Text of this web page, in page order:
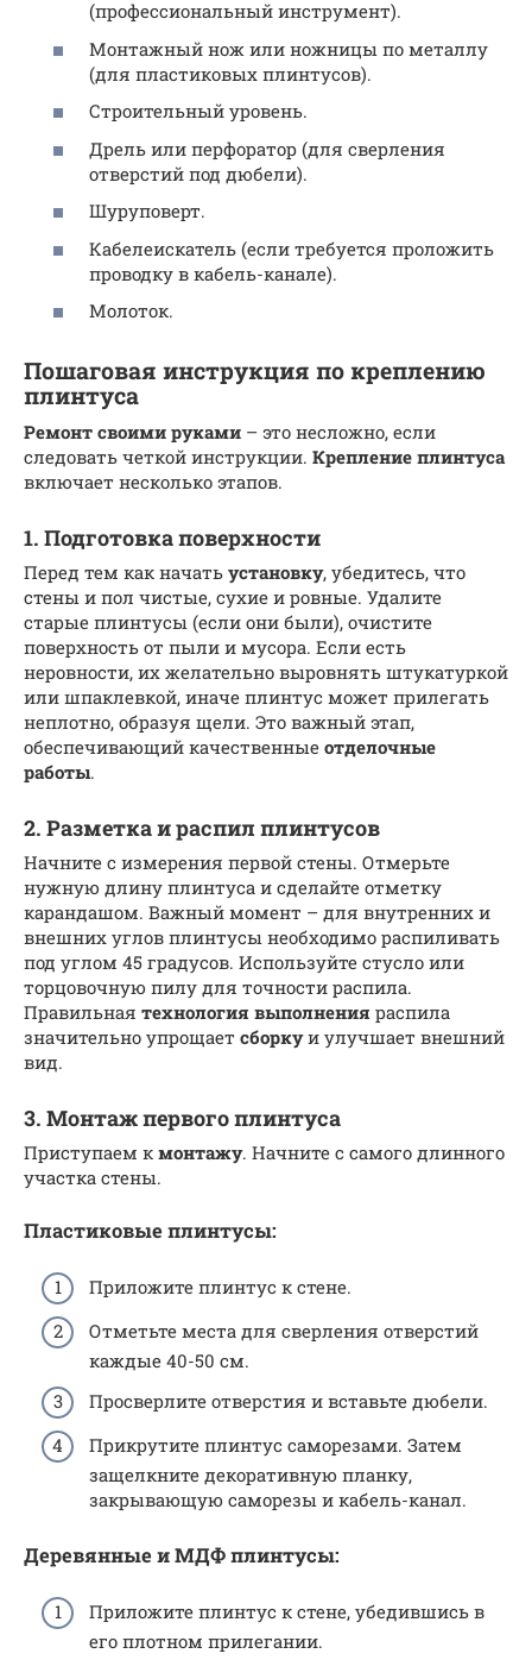
(профессиональный инструмент).
Монтажный нож или ножницы по металлу
(для пластиковых плинтусов).
Строительный уровень.
Дрель или перфоратор (для сверления
отверстий под дюбели).
Шуруповерт.
Кабелеискатель (если требуется проложить
проводку в кабель-канале).
Молоток.
Пошаговая инструкция по креплению
плинтуса
Ремонт своими руками – это несложно, если
следовать четкой инструкции. Крепление плинтуса
включает несколько этапов.
1. Подготовка поверхности
Перед тем как начать установку, убедитесь, что
стены и пол чистые, сухие и ровные. Удалите
старые плинтусы (если они были), очистите
поверхность от пыли и мусора. Если есть
неровности, их желательно выровнять штукатуркой
или шпаклевкой, иначе плинтус может прилегать
неплотно, образуя щели. Это важный этап,
обеспечивающий качественные отделочные
работы.
2. Разметка и распил плинтусов
Начните с измерения первой стены. Отмерьте
нужную длину плинтуса и сделайте отметку
карандашом. Важный момент – для внутренних и
внешних углов плинтусы необходимо распиливать
под углом 45 градусов. Используйте стусло или
торцовочную пилу для точности распила.
Правильная технология выполнения распила
значительно упрощает сборкуи улучшает внешний
вид.
3. Монтаж первого плинтуса
Приступаем к монтажу. Начните с самого длинного
участка стены.
Пластиковые плинтусы:
Приложите плинтус к стене.
Отметьте места для сверления отверстий
каждые 40-50 см.
Просверлите отверстия и вставьте дюбели.
Прикрутите плинтус саморезами. Затем
защелкните декоративную планку,
закрывающую саморезы и кабель-канал.
Деревянные и МДФ плинтусы:
Приложите плинтус к стене, убедившись в
его плотном прилегании.